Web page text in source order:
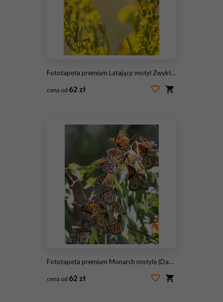
Fototapeta premium Latający motyl Zwykły tygrys między kwiatami
cena od 62 zł
Fototapeta premium Monarch motyle (Danaus plexippus) w Natural Bridges State Beach, Santa Cruz, Kalifornia, USA.
cena od 62 zł